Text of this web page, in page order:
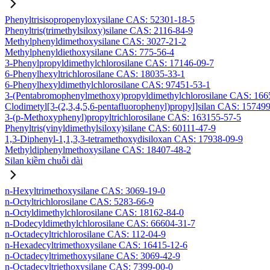
Phenyltrisisopropenyloxysilane CAS: 52301-18-5
Phenyltris(trimethylsiloxy)silane CAS: 2116-84-9
Methylphenyldimethoxysilane CAS: 3027-21-2
Methylphenyldiethoxysilane CAS: 775-56-4
3-Phenylpropyldimethylchlorosilane CAS: 17146-09-7
6-Phenylhexyltrichlorosilane CAS: 18035-33-1
6-Phenylhexyldimethylchlorosilane CAS: 97451-53-1
3-(Pentabromophenylmethoxy)propyldimethylchlorosilane CAS:
Clodimetyl[3-(2,3,4,5,6-pentafluorophenyl)propyl]silan CAS:
3-(p-Methoxyphenyl)propyltrichlorosilane CAS: 163155-57-5
Phenyltris(vinyldimethylsiloxy)silane CAS: 60111-47-9
1,3-Diphenyl-1,1,3,3-tetramethoxydisiloxan CAS: 17938-09-9
Methyldiphenylmethoxysilane CAS: 18407-48-2
Silan kiềm chuỗi dài
n-Hexyltrimethoxysilane CAS: 3069-19-0
n-Octyltrichlorosilane CAS: 5283-66-9
n-Octyldimethylchlorosilane CAS: 18162-84-0
n-Dodecyldimethylchlorosilane CAS: 66604-31-7
n-Octadecyltrichlorosilane CAS: 112-04-9
n-Hexadecyltrimethoxysilane CAS: 16415-12-6
n-Octadecyltrimethoxysilane CAS: 3069-42-9
n-Octadecyltriethoxysilane CAS: 7399-00-0